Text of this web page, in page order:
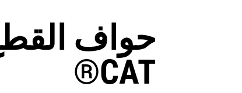
حواف
CAT®